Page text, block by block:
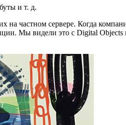
и т. д.
частном сервере. Когда
Мы видели это с Digital Objects